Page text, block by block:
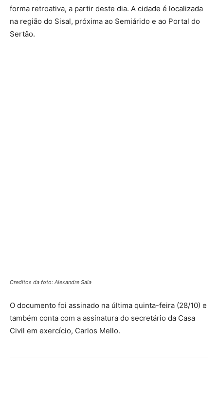
forma retroativa, a partir deste dia. A cidade é localizada
na região do Sisal, próxima ao Semiárido e ao Portal do
Sertão.
Creditos da foto: Alexandre Sala
O documento foi assinado na última quinta-feira (28/10) e
também conta com a assinatura do secretário da Casa
Civil em exercício, Carlos Mello.